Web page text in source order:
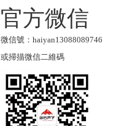
官方微信
微信號：haiyan13088089746
或掃描微信二維碼